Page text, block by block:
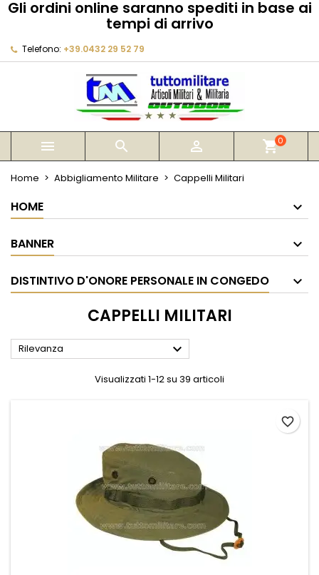
Gli ordini online saranno spediti in base ai
tempi di arrivo
Telefono: +39.0432 29 52 79
   shopping_cart0
Home Abbigliamento Militare Cappelli Militari
HOME
BANNER
DISTINTIVO D'ONORE PERSONALE IN CONGEDO
CAPPELLI MILITARI
Rilevanza 
Visualizzati 1-12 su 39 articoli
favorite_border
My wishlists
add_circle_outline Create new list
((modalTitle))
((confirmMessage))
((cancelText)) ((modalDeleteText))
Crea lista dei desideri
Annulla Crea lista dei desideri
Devi avere effettuato l'accesso per salvare dei
prodotti nella tua lista dei desideri.
Annulla